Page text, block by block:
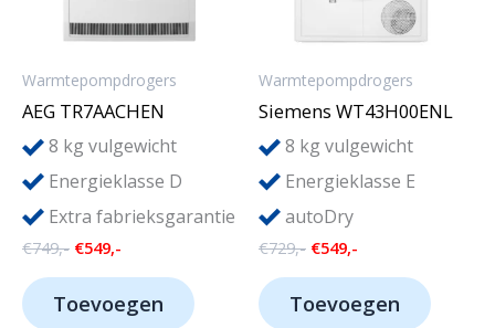
Warmtepompdrogers
AEG TR7AACHEN
8 kg vulgewicht
Energieklasse D
Extra fabrieksgarantie
€749,- Oorspronkelijke
€749,-.
€549,-
€549,-.
Toevoegen
Warmtepompdrogers
Siemens WT43H00ENL
8 kg vulgewicht
Energieklasse E
autoDry
€729,- Oorspronkelijke
€729,-.
€549,-
€549,-.
Toevoegen